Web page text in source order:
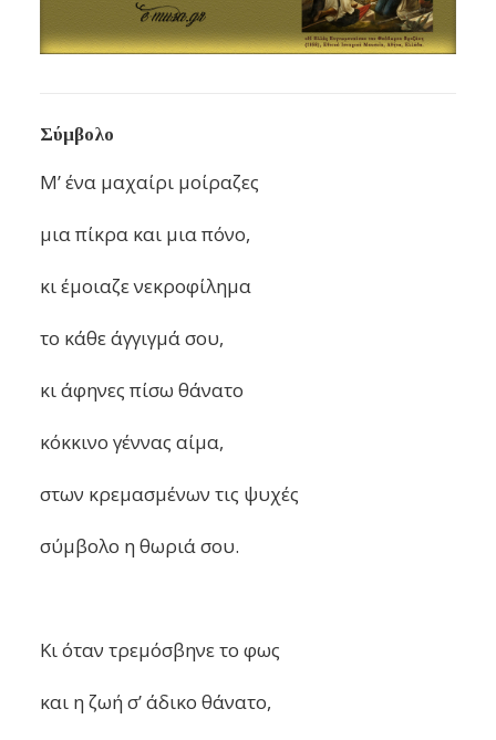
Σύμβολο
Μ’ ένα μαχαίρι μοίραζες
μια πίκρα και μια πόνο,
κι έμοιαζε νεκροφίλημα
το κάθε άγγιγμά σου,
κι άφηνες πίσω θάνατο
κόκκινο γέννας αίμα,
στων κρεμασμένων τις ψυχές
σύμβολο η θωριά σου.
Κι όταν τρεμόσβηνε το φως
και η ζωή σ’ άδικο θάνατο,